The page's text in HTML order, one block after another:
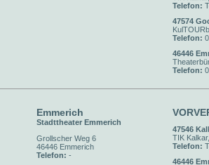
Telefon:
47574
Telefon:
46446
Telefon:
Emmerich
Stadttheater Emmerich
Grollscher Weg 6
46446 Emmerich
Telefon: -
47546
TIK
Telefon:
46446